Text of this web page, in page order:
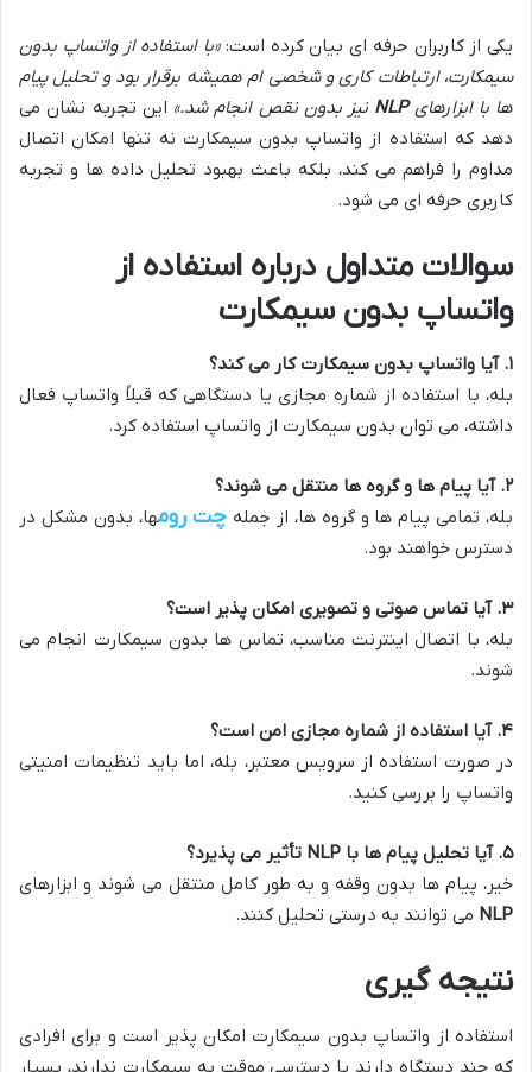
یکی از کاربران حرفه ای بیان کرده است:«با استفاده از واتساپ بدون
سیمکارت، ارتباطات کاری و شخصی ام همیشه برقرار بود و تحلیل پیام
ها با ابزارهایNLP نیز بدون نقص انجام شد.» این تجربه نشان می
دهد که استفاده از واتساپ بدون سیمکارت نه تنها امکان اتصال
مداوم را فراهم می کند، بلکه باعث بهبود تحلیل داده ها و تجربه
کاربری حرفه ای می شود.
سوالات متداول درباره استفاده از
واتساپ بدون سیمکارت
۱. آیا واتساپ بدون سیمکارت کار می کند؟
بله، با استفاده از شماره مجازی یا دستگاهی که قبلاً واتساپ فعال
داشته، می توان بدون سیمکارت از واتساپ استفاده کرد.
۲. آیا پیام ها و گروه ها منتقل می شوند؟
بله، تمامی پیام ها و گروه ها، از جمله چت رومها، بدون مشکل در
دسترس خواهند بود.
۳. آیا تماس صوتی و تصویری امکان پذیر است؟
بله، با اتصال اینترنت مناسب، تماس ها بدون سیمکارت انجام می
شوند.
۴. آیا استفاده از شماره مجازی امن است؟
در صورت استفاده از سرویس معتبر، بله، اما باید تنظیمات امنیتی
واتساپ را بررسی کنید.
۵. آیا تحلیل پیام ها با NLP تأثیر می پذیرد؟
خیر، پیام ها بدون وقفه و به طور کامل منتقل می شوند و ابزارهای
NLP می توانند به درستی تحلیل کنند.
نتیجه گیری
استفاده از واتساپ بدون سیمکارت امکان پذیر است و برای افرادی
که چند دستگاه دارند یا دسترسی موقت به سیمکارت ندارند، بسیار